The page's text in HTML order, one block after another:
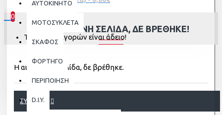
0
Το καλάθι αγορών είναι άδειο!
AYTOKINHTO
ΜΟΤΟΣΥΚΛΕΤΑ
ΣΚΑΦΟΣ
ΦΟΡΤΗΓΟ
ΠΕΡΙΠΟΙΗΣΗ
D.I.Y.
Η ΑΙΤΟΎΜΕΝΗ ΣΕΛΊΔΑ, ΔΕ ΒΡΈΘΗΚΕ!
Η αιτούμενη σελίδα, δε βρέθηκε.
ΣΥΝΈΧΕΙΑ